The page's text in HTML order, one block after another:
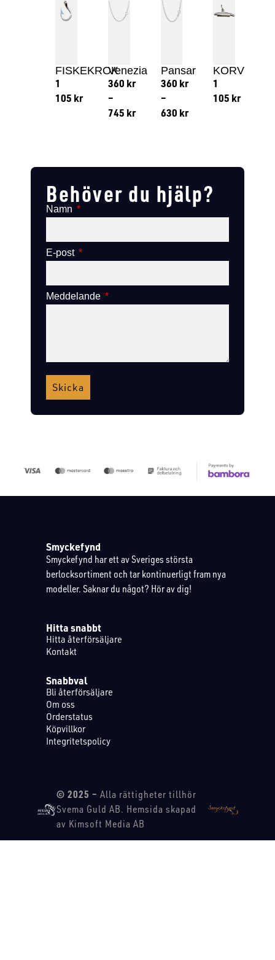
FISKEKROK
1
105 kr
Venezia
360 kr
–
745 kr
Pansar
360 kr
–
630 kr
KORV
1
105 kr
Behöver du hjälp?
Namn
E-post
Meddelande
Skicka
Smyckefynd
Smyckefynd har ett av Sveriges största
berlocksortiment och tar kontinuerligt fram nya
modeller. Saknar du något? Hör av dig!
Hitta snabbt
Hitta återförsäljare
Kontakt
Snabbval
Bli återförsäljare
Om oss
Orderstatus
Köpvillkor
Integritetspolicy
© 2025 – Alla rättigheter tillhör
Svema Guld AB. Hemsida skapad
av Kimsoft Media AB